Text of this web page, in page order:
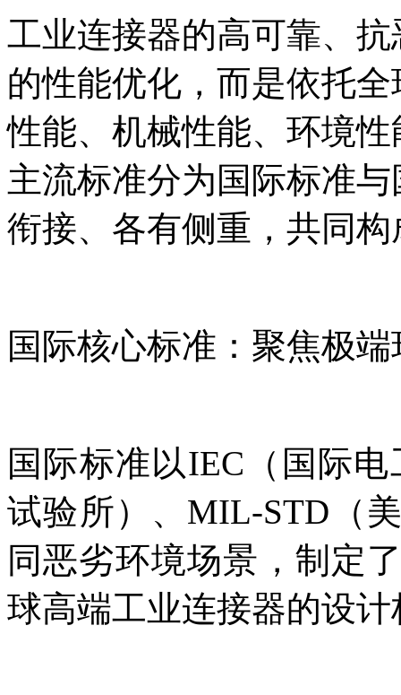
工业连接器的高可靠、
的性能优化，而是依托
性能、机械性能、环境
主流标准分为国际标准
衔接、各有侧重，共同
国际核心标准：聚焦极
国际标准以IEC（国际
试验所）、MIL-STD（
同恶劣环境场景，制定
球高端工业连接器的设计